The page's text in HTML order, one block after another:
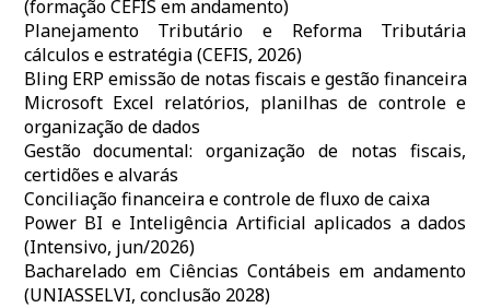
(formação CEFIS em andamento)
Planejamento Tributário e Reforma Tributária
cálculos e estratégia (CEFIS, 2026)
Bling ERP emissão de notas fiscais e gestão financeira
Microsoft Excel relatórios, planilhas de controle e
organização de dados
Gestão documental: organização de notas fiscais,
certidões e alvarás
Conciliação financeira e controle de fluxo de caixa
Power BI e Inteligência Artificial aplicados a dados
(Intensivo, jun/2026)
Bacharelado em Ciências Contábeis em andamento
(UNIASSELVI, conclusão 2028)